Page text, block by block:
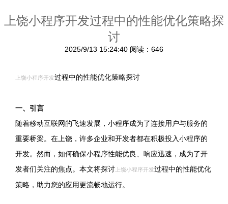
上饶小程序开发过程中的性能优化策略探
讨
2025/9/13 15:24:40 阅读：646
上饶小程序开发过程中的性能优化策略探讨
一、引言
随着移动互联网的飞速发展，小程序成为了连接用户与服务的
重要桥梁。在上饶，许多企业和开发者都在积极投入小程序的
开发。然而，如何确保小程序性能优良、响应迅速，成为了开
发者们关注的焦点。本文将探讨 上饶小程序开发过程中的性能优化
策略，助力您的应用更流畅地运行。